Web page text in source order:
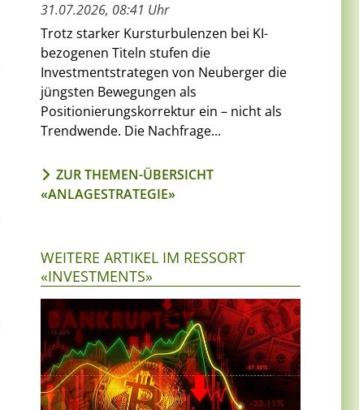
31.07.2026, 08:41 Uhr
Trotz starker Kursturbulenzen bei KI-
bezogenen Titeln stufen die
Investmentstrategen von Neuberger die
jüngsten Bewegungen als
Positionierungskorrektur ein – nicht als
Trendwende. Die Nachfrage...
ZUR THEMEN-ÜBERSICHT
«ANLAGESTRATEGIE»
WEITERE ARTIKEL IM RESSORT
«INVESTMENTS»